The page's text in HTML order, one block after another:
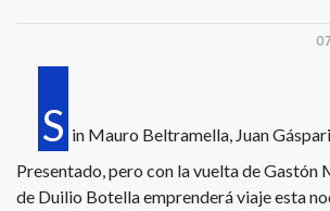
S in Mauro Beltramella, Juan
Presentado, pero con la vuelta de Gastón
de Duilio Botella emprenderá viaje esta